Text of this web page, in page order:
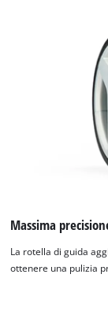
Massima
La rotella di guida
ottenere una pulizia